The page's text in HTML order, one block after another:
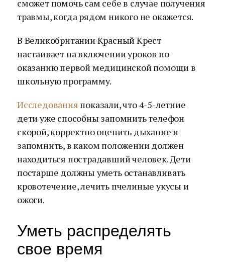
сможет помочь сам себе в случае получения
травмы, когда рядом никого не окажется.
В Великобритании Красный Крест
настаивает на включении уроков по
оказанию первой медицинской помощи в
школьную программу.
Исследования показали, что 4-5-летние
дети уже способны запомнить телефон
скорой, корректно оценить дыхание и
запомнить, в каком положении должен
находиться пострадавший человек. Дети
постарше должны уметь останавливать
кровотечение, лечить пчелиные укусы и
ожоги.
Уметь распределять
свое время